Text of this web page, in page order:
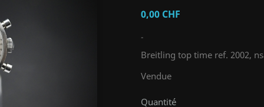
0,00 CHF
-
Breitling top time ref. 2002,
Vendue
Quantité